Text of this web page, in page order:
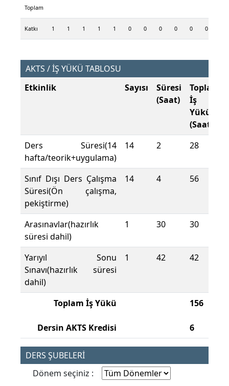
Toplam
Katkı 1 1 1 1 1 0 0 0 0 0 0
AKTS / İŞ YÜKÜ TABLOSU
Etkinlik
Sayısı
Süresi
(Saat)
Toplam
İş
Yükü
(Saat)
Ders Süresi(14
hafta/teorik+uygulama)
14 2 28
Sınıf Dışı Ders Çalışma
Süresi(Ön çalışma,
pekiştirme)
14 4 56
Arasınavlar(hazırlık
süresi dahil)
1 30 30
Yarıyıl Sonu
Sınavı(hazırlık süresi
dahil)
1 42 42
Toplam İş Yükü
Dersin AKTS Kredisi
156
6
DERS ŞUBELERİ
Dönem seçiniz :